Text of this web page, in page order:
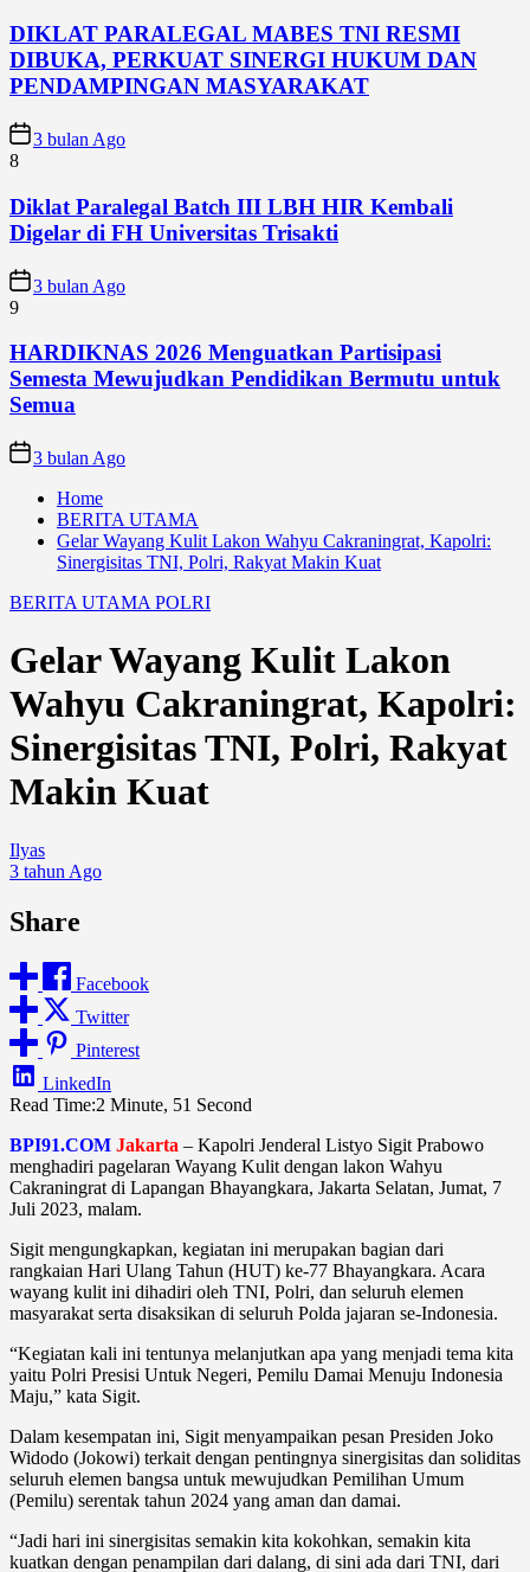
DIKLAT PARALEGAL MABES TNI RESMI
DIBUKA, PERKUAT SINERGI HUKUM DAN
PENDAMPINGAN MASYARAKAT
3 bulan Ago
8
Diklat Paralegal Batch III LBH HIR Kembali
Digelar di FH Universitas Trisakti
3 bulan Ago
9
HARDIKNAS 2026 Menguatkan Partisipasi
Semesta Mewujudkan Pendidikan Bermutu untuk
Semua
3 bulan Ago
Home
BERITA UTAMA
Gelar Wayang Kulit Lakon Wahyu Cakraningrat, Kapolri:
Sinergisitas TNI, Polri, Rakyat Makin Kuat
BERITA UTAMA POLRI
Gelar Wayang Kulit Lakon
Wahyu Cakraningrat, Kapolri:
Sinergisitas TNI, Polri, Rakyat
Makin Kuat
Ilyas
3 tahun Ago
Share
Facebook
Twitter
Pinterest
LinkedIn
Read Time:2 Minute, 51 Second
BPI91.COM Jakarta – Kapolri Jenderal Listyo Sigit Prabowo
menghadiri pagelaran Wayang Kulit dengan lakon Wahyu
Cakraningrat di Lapangan Bhayangkara, Jakarta Selatan, Jumat, 7
Juli 2023, malam.
Sigit mengungkapkan, kegiatan ini merupakan bagian dari
rangkaian Hari Ulang Tahun (HUT) ke-77 Bhayangkara. Acara
wayang kulit ini dihadiri oleh TNI, Polri, dan seluruh elemen
masyarakat serta disaksikan di seluruh Polda jajaran se-Indonesia.
“Kegiatan kali ini tentunya melanjutkan apa yang menjadi tema kita
yaitu Polri Presisi Untuk Negeri, Pemilu Damai Menuju Indonesia
Maju,” kata Sigit.
Dalam kesempatan ini, Sigit menyampaikan pesan Presiden Joko
Widodo (Jokowi) terkait dengan pentingnya sinergisitas dan soliditas
seluruh elemen bangsa untuk mewujudkan Pemilihan Umum
(Pemilu) serentak tahun 2024 yang aman dan damai.
“Jadi hari ini sinergisitas semakin kita kokohkan, semakin kita
kuatkan dengan penampilan dari dalang, di sini ada dari TNI, dari